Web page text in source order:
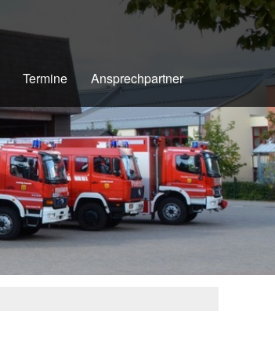
Termine Ansprechpartner